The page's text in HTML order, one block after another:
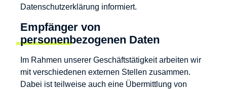
Datenschutzerklärung informiert.
Empfänger von
personenbezogenen Daten
Im Rahmen unserer Geschäftstätigkeit arbeiten wir
mit verschiedenen externen Stellen zusammen.
Dabei ist teilweise auch eine Übermittlung von